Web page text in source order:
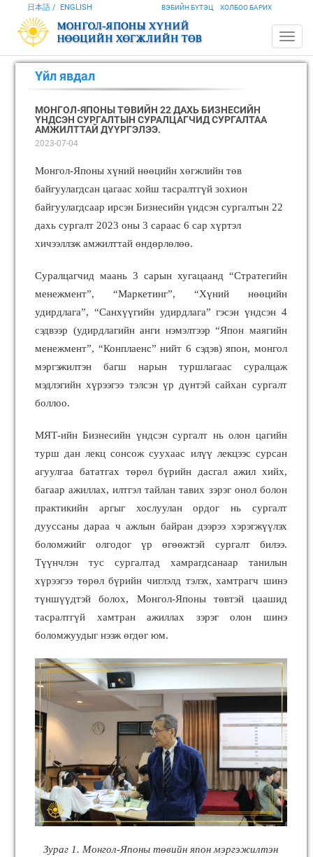
ВЭБИЙН БҮТЭЦ ХОЛБОО БАРИХ
日本語 ENGLISH
Үйл явдал
МОНГОЛ-ЯПОНЫ ТӨВИЙН 22 ДАХЬ БИЗНЕСИЙН
ҮНДСЭН СУРГАЛТЫН СУРАЛЦАГЧИД СУРГАЛТАА
АМЖИЛТТАЙ ДҮҮРГЭЛЭЭ.
2023-07-04
Монгол-Японы хүний нөөцийн хөгжлийн төв
байгуулагдсан цагаас хойш тасралтгүй зохион
байгуулагдсаар ирсэн Бизнесийн үндсэн сургалтын 22
дахь сургалт 2023 оны 3 сараас 6 сар хүртэл
хичээллэж амжилттай өндөрлөлөө.
Суралцагчид маань 3 сарын хугацаанд “Стратегийн
менежмент”, “Маркетинг”, “Хүний нөөцийн
удирдлага”, “Санхүүгийн удирдлага” гэсэн үндсэн 4
сэдвээр (удирдлагийн анги нэмэлтээр “Япон маягийн
менежмент”, “Конплаенс” нийт 6 сэдэв) япон, монгол
мэргэжилтэн багш нарын туршлагаас суралцаж
мэдлэгийн хүрээгээ тэлсэн үр дүнтэй сайхан сургалт
боллоо.
МЯТ-ийн Бизнесийн үндсэн сургалт нь олон цагийн
турш дан лекц сонсож суухаас илүү лекцээс сурсан
агуулгаа бататгах төрөл бүрийн дасгал ажил хийх,
багаар ажиллах, илтгэл тайлан тавих зэрэг онол болон
практикийн аргыг хослуулан ордог нь сургалт
дууссаны дараа ч ажлын байран дээрээ хэрэгжүүлэх
боломжийг олгодог үр өгөөжтэй сургалт билээ.
Түүнчлэн тус сургалтад хамрагдсанаар танилын
хүрээгээ төрөл бүрийн чиглэлд тэлэх, хамтрагч шинэ
түншүүдтэй болох, Монгол-Японы төвтэй цаашид
тасралтгүй хамтран ажиллах зэрэг олон шинэ
боломжуудыг нээж өгдөг юм.
Зураг 1. Монгол-Японы төвийн япон мэргэжилтэн